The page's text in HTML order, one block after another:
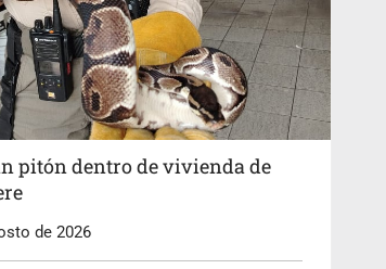
pitón dentro de vivienda de
de 2026